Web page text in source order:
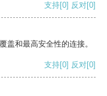
支持[0] 反对[0]
盖和最高安全性的连接。
支持[0] 反对[0]